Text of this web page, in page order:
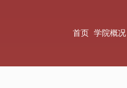
首页 学院概况